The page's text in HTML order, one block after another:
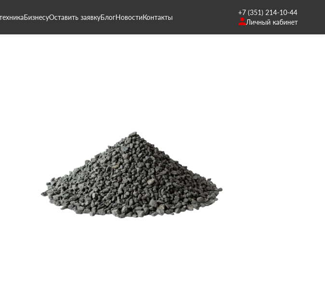
БизнесуОставить заявкуБлогНовостиКонтакты
+7 (351) 214-10-44
Личный кабинет